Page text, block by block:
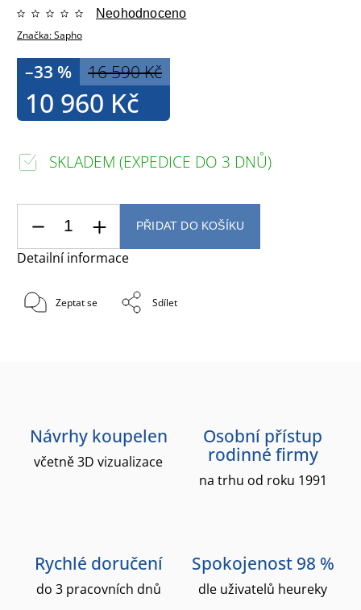
Značka:Sapho
Neohodnoceno
16 590 Kč
–33 %
10 960 Kč
SKLADEM (EXPEDICE DO 3 DNŮ)
PŘIDAT DO KOŠÍKU
Detailní informace
Zeptat se Sdílet
Návrhy koupelen
včetně 3D vizualizace
Osobní přístup
rodinné firmy
na trhu od roku 1991
Rychlé doručení
do 3 pracovních dnů
Spokojenost 98 %
dle uživatelů heureky